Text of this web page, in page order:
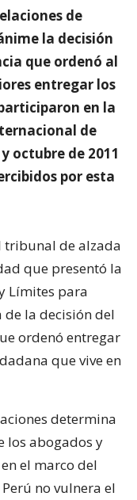
de
la decisión
que ordenó al
entregar los
en la
de
octubre de 2011
por esta
tribunal de alzada
que presentó la
Límites para
la decisión del
ordenó entregar
que vive en
determina
los abogados y
el marco del
no vulnera el